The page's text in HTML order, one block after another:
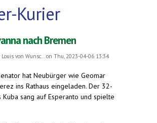
Kurier
nach Bremen
Louis von Wunsc... on Thu, 2023-04-06 13:34
hat Neubürger wie Geomar
ins Rathaus eingeladen. Der 32-
Kuba sang auf Esperanto und spielte